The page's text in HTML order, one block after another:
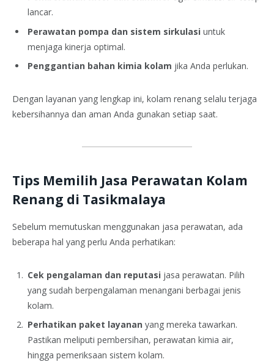
lancar.
Perawatan pompa dan sistem sirkulasi untuk
menjaga kinerja optimal.
Penggantian bahan kimia kolam jika Anda perlukan.
Dengan layanan yang lengkap ini, kolam renang selalu terjaga
kebersihannya dan aman Anda gunakan setiap saat.
Tips Memilih Jasa Perawatan Kolam
Renang di Tasikmalaya
Sebelum memutuskan menggunakan jasa perawatan, ada
beberapa hal yang perlu Anda perhatikan:
Cek pengalaman dan reputasi jasa perawatan. Pilih
yang sudah berpengalaman menangani berbagai jenis
kolam.
Perhatikan paket layanan yang mereka tawarkan.
Pastikan meliputi pembersihan, perawatan kimia air,
hingga pemeriksaan sistem kolam.